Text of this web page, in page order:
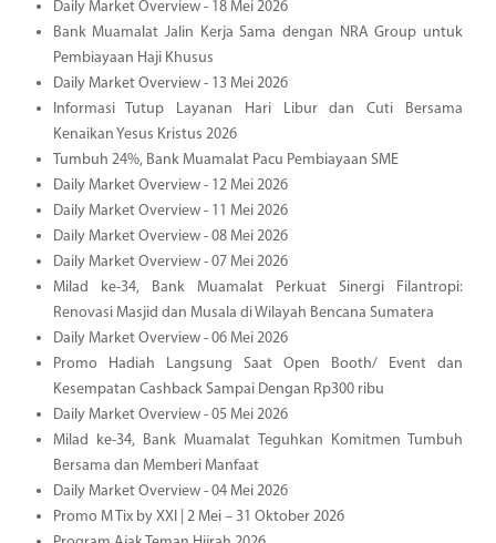
Daily Market Overview - 18 Mei 2026
Bank Muamalat Jalin Kerja Sama dengan NRA Group untuk
Pembiayaan Haji Khusus
Daily Market Overview - 13 Mei 2026
Informasi Tutup Layanan Hari Libur dan Cuti Bersama
Kenaikan Yesus Kristus 2026
Tumbuh 24%, Bank Muamalat Pacu Pembiayaan SME
Daily Market Overview - 12 Mei 2026
Daily Market Overview - 11 Mei 2026
Daily Market Overview - 08 Mei 2026
Daily Market Overview - 07 Mei 2026
Milad ke-34, Bank Muamalat Perkuat Sinergi Filantropi:
Renovasi Masjid dan Musala di Wilayah Bencana Sumatera
Daily Market Overview - 06 Mei 2026
Promo Hadiah Langsung Saat Open Booth/ Event dan
Kesempatan Cashback Sampai Dengan Rp300 ribu
Daily Market Overview - 05 Mei 2026
Milad ke-34, Bank Muamalat Teguhkan Komitmen Tumbuh
Bersama dan Memberi Manfaat
Daily Market Overview - 04 Mei 2026
Promo M Tix by XXI | 2 Mei – 31 Oktober 2026